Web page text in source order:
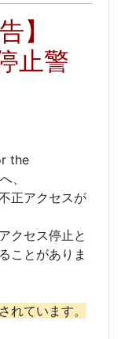
】
止警
the
、
正アクセスが
クセス停止と
ことがありま
れています。